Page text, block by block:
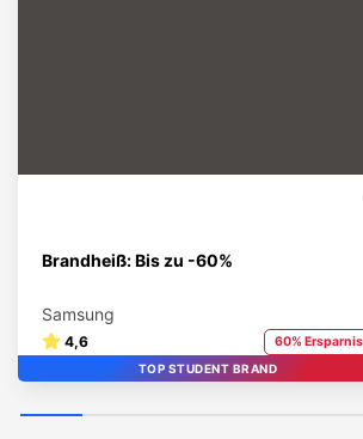
Brandheiß: Bis zu -60%
Samsung
4,6 60% Ersparnis
TOP STUDENT BRAND